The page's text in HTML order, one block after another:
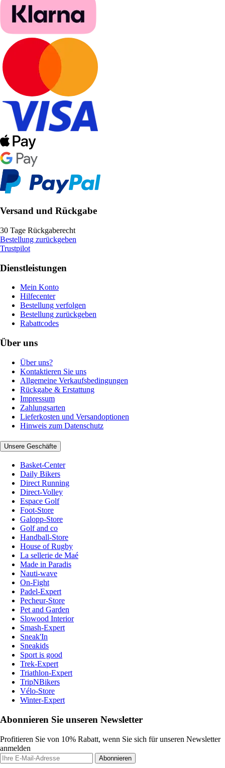
Versand und Rückgabe
30 Tage Rückgaberecht
Bestellung zurückgeben
Trustpilot
Dienstleistungen
Mein Konto
Hilfecenter
Bestellung verfolgen
Bestellung zurückgeben
Rabattcodes
Über uns
Über uns?
Kontaktieren Sie uns
Allgemeine Verkaufsbedingungen
Rückgabe & Erstattung
Impressum
Zahlungsarten
Lieferkosten und Versandoptionen
Hinweis zum Datenschutz
Unsere Geschäfte
Basket-Center
Daily Bikers
Direct Running
Direct-Volley
Espace Golf
Foot-Store
Galopp-Store
Golf and co
Handball-Store
House of Rugby
La sellerie de Maé
Made in Paradis
Nauti-wave
On-Fight
Padel-Expert
Pecheur-Store
Pet and Garden
Slowood Interior
Smash-Expert
Sneak'In
Sneakids
Sport is good
Trek-Expert
Triathlon-Expert
TripNBikers
Vélo-Store
Winter-Expert
Abonnieren Sie unseren Newsletter
Profitieren Sie von 10% Rabatt, wenn Sie sich für unseren Newsletter
anmelden
Abonnieren